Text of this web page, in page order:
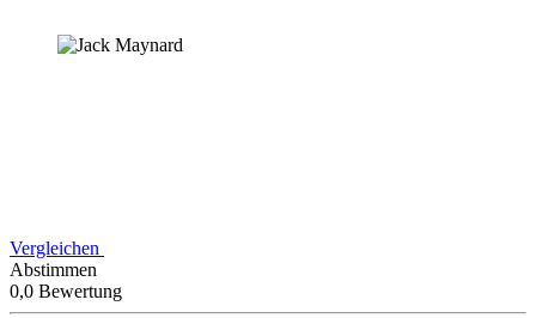
Vergleichen
Abstimmen
0,0 Bewertung